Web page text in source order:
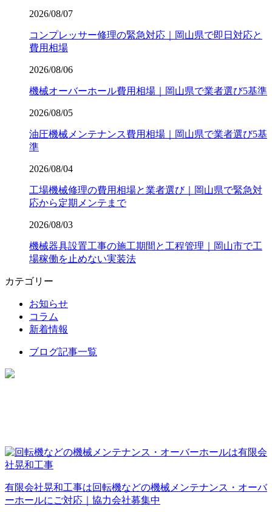
2026/08/07
コンプレッサー修理の緊急対応｜岡山県で即日対応と
費用相場
2026/08/06
機械オーバーホール費用相場｜岡山県で業者選び5基準
2026/08/05
油圧機械メンテナンス費用相場｜岡山県で業者選び5基
準
2026/08/04
工場機械修理の費用相場と業者選び｜岡山県で緊急対
応から定期メンテまで
2026/08/03
機械器具設置工事の施工期間と工程管理｜岡山市で工
場稼働を止めない実装法
カテゴリー
お知らせ
コラム
新着情報
ブログ記事一覧
有限会社晃和工事は回転機などの機械メンテナンス・オーバ
ーホールにご対応｜協力会社募集中